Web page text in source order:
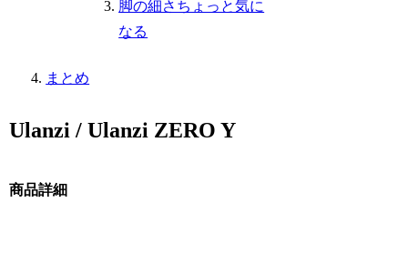
脚の細さちょっと気に
なる
まとめ
Ulanzi / Ulanzi ZERO Y
商品詳細